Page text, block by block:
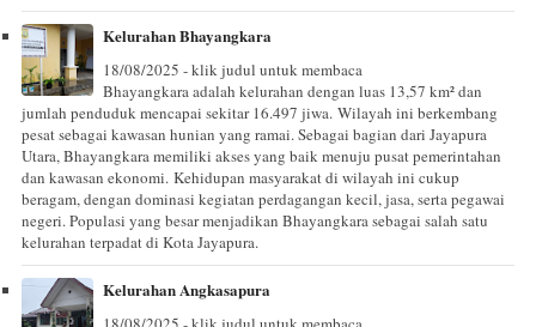
Kelurahan Bhayangkara
18/08/2025 - klik judul untuk membaca
Bhayangkara adalah kelurahan dengan luas 13,57 km² dan
jumlah penduduk mencapai sekitar 16.497 jiwa. Wilayah ini berkembang
pesat sebagai kawasan hunian yang ramai. Sebagai bagian dari Jayapura
Utara, Bhayangkara memiliki akses yang baik menuju pusat pemerintahan
dan kawasan ekonomi. Kehidupan masyarakat di wilayah ini cukup
beragam, dengan dominasi kegiatan perdagangan kecil, jasa, serta pegawai
negeri. Populasi yang besar menjadikan Bhayangkara sebagai salah satu
kelurahan terpadat di Kota Jayapura.
Kelurahan Angkasapura